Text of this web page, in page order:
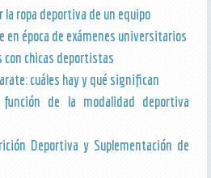
la ropa deportiva de un equipo
en época de exámenes universitarios
con chicas deportistas
cuáles hay y qué significan
de la modalidad deportiva
Deportiva y Suplementación de